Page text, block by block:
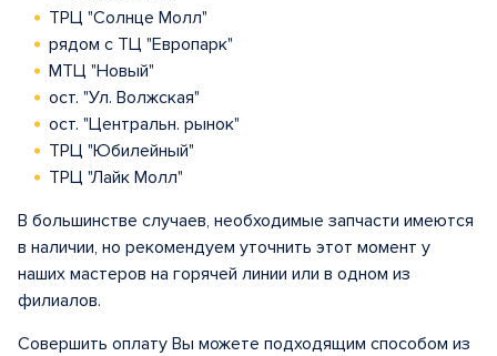
ТРЦ "Солнце Молл"
рядом с ТЦ "Европарк"
МТЦ "Новый"
ост. "Ул. Волжская"
ост. "Центральн. рынок"
ТРЦ "Юбилейный"
ТРЦ "Лайк Молл"
В большинстве случаев, необходимые запчасти имеются
в наличии, но рекомендуем уточнить этот момент у
наших мастеров на горячей линии или в одном из
филиалов.
Совершить оплату Вы можете подходящим способом из